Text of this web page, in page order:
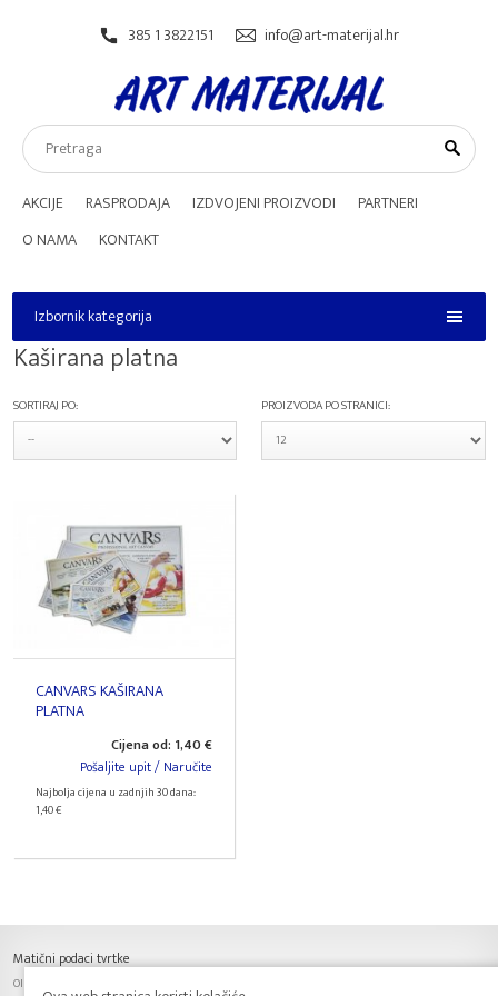
Izbornik kategorija
Izbornik kategorija
385 1 3822151 info@art-materijal.hr
AKCIJE RASPRODAJA IZDVOJENI PROIZVODI
PARTNERI
O NAMA
KONTAKT
Kaširana platna
SORTIRAJ PO: PROIZVODA PO STRANICI:
CANVARS KAŠIRANA
PLATNA
Cijena od: 1,40 €
Pošaljite upit / Naručite
Najbolja cijena u zadnjih 30 dana:
1,40 €
Matični podaci tvrtke
OIB: 63701153601, IBAN: HR6425030071100061993,